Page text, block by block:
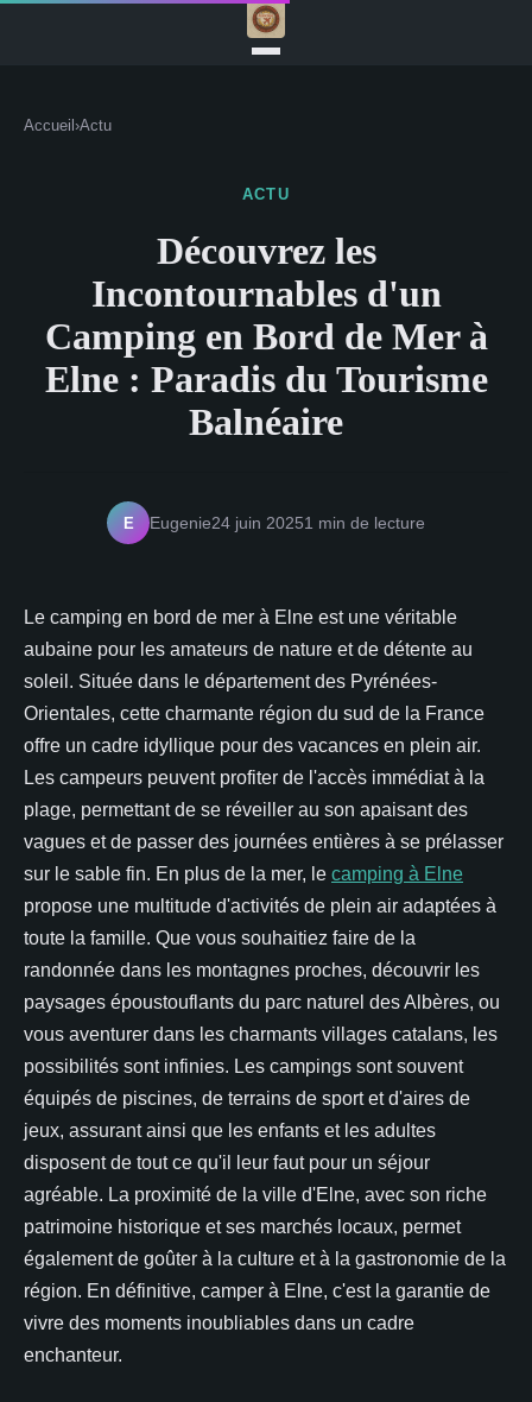
Accueil ›Actu
ACTU
Découvrez les
Incontournables d'un
Camping en Bord de Mer à
Elne : Paradis du Tourisme
Balnéaire
E Eugenie24 juin 20251 min de lecture
Le camping en bord de mer à Elne est une véritable
aubaine pour les amateurs de nature et de détente au
soleil. Située dans le département des Pyrénées-
Orientales, cette charmante région du sud de la France
offre un cadre idyllique pour des vacances en plein air.
Les campeurs peuvent profiter de l'accès immédiat à la
plage, permettant de se réveiller au son apaisant des
vagues et de passer des journées entières à se prélasser
sur le sable fin. En plus de la mer, le camping à Elne
propose une multitude d'activités de plein air adaptées à
toute la famille. Que vous souhaitiez faire de la
randonnée dans les montagnes proches, découvrir les
paysages époustouflants du parc naturel des Albères, ou
vous aventurer dans les charmants villages catalans, les
possibilités sont infinies. Les campings sont souvent
équipés de piscines, de terrains de sport et d'aires de
jeux, assurant ainsi que les enfants et les adultes
disposent de tout ce qu'il leur faut pour un séjour
agréable. La proximité de la ville d'Elne, avec son riche
patrimoine historique et ses marchés locaux, permet
également de goûter à la culture et à la gastronomie de la
région. En définitive, camper à Elne, c'est la garantie de
vivre des moments inoubliables dans un cadre
enchanteur.